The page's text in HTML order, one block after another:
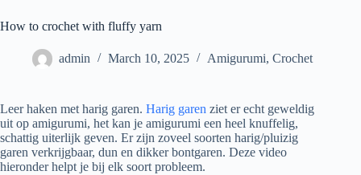
How to crochet with fluffy yarn
admin March 10, 2025 Amigurumi, Crochet
Leer haken met harig garen. Harig garen ziet er echt geweldig
uit op amigurumi, het kan je amigurumi een heel knuffelig,
schattig uiterlijk geven. Er zijn zoveel soorten harig/pluizig
garen verkrijgbaar, dun en dikker bontgaren. Deze video
hieronder helpt je bij elk soort probleem.